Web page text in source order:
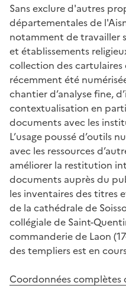
Sans exclure d'autres
départementales de
notamment de travailler
et établissements
collection des cartulaires
récemment été
chantier d’analyse fine,
contextualisation en
documents avec les
L’usage poussé d’outils
avec les ressources
améliorer la restitution
documents auprès du
les inventaires des titres
de la cathédrale de
collégiale de Saint-
commanderie de Laon
des templiers est en
Coordonnées complètes